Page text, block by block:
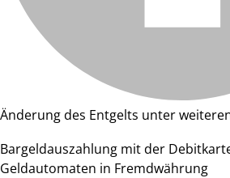
Änderung des Entgelts unter
Bargeldauszahlung mit der
Geldautomaten in Fremdwährung